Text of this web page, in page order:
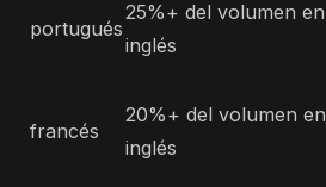
portugués
25%+ del volumen en
inglés
francés
20%+ del volumen en
inglés